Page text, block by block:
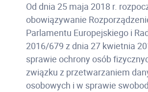
Od dnia 25 maja 2018 r.
obowiązywanie
Parlamentu Europejskiego i
2016/679 z dnia 27 kwietnia
sprawie ochrony osób
związku z przetwarzaniem
osobowych i w sprawie